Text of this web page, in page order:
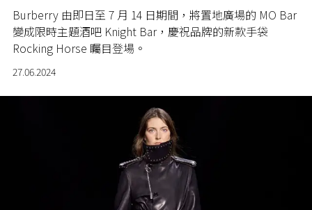
Burberry 由即日至 7 月 14 日期間，將置地廣場的 MO Bar
變成限時主題酒吧 Knight Bar，慶祝品牌的新款手袋
Rocking Horse 矚目登場。
27.06.2024